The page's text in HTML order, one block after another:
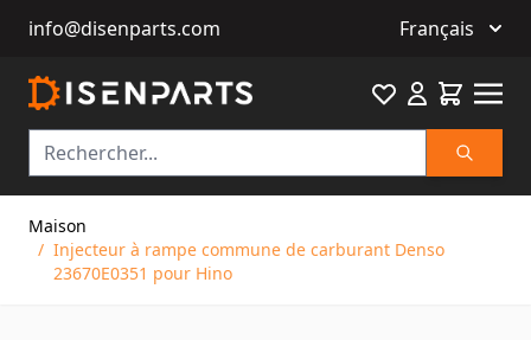
info@disenparts.com Français
FavouriteCart
Maison
/ Injecteur à rampe commune de carburant Denso
23670E0351 pour Hino